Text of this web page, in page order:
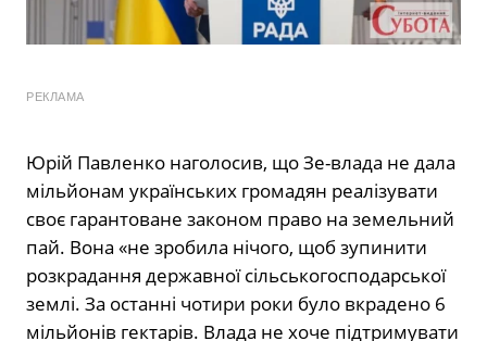
РЕКЛАМА
Юрій Павленко наголосив, що Зе-влада не дала
мільйонам українських громадян реалізувати
своє гарантоване законом право на земельний
пай. Вона «не зробила нічого, щоб зупинити
розкрадання державної сільськогосподарської
землі. За останні чотири роки було вкрадено 6
мільйонів гектарів. Влада не хоче підтримувати